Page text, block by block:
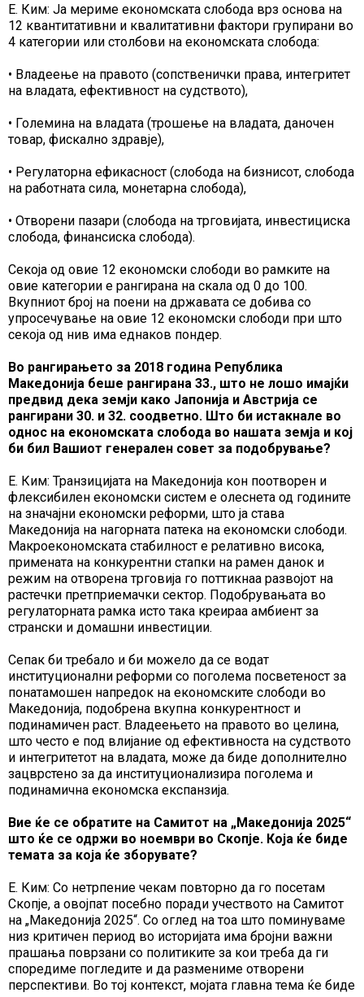
Е. Ким: Ја мериме економската слобода врз основа на
12 квантитативни и квалитативни фактори групирани во
4 категории или столбови на економската слобода:
• Владеење на правото (сопственички права, интегритет
на владата, ефективност на судството),
• Големина на владата (трошење на владата, даночен
товар, фискално здравје),
• Регулаторна ефикасност (слобода на бизнисот, слобода
на работната сила, монетарна слобода),
• Отворени пазари (слобода на трговијата, инвестициска
слобода, финансиска слобода).
Секоја од овие 12 економски слободи во рамките на
овие категории е рангирана на скала од 0 до 100.
Вкупниот број на поени на државата се добива со
упросечување на овие 12 економски слободи при што
секоја од нив има еднаков пондер.
Во рангирањето за 2018 година Република
Македонија беше рангирана 33., што не лошо имајќи
предвид дека земји како Јапонија и Австрија се
рангирани 30. и 32. соодветно. Што би истакнале во
однос на економската слобода во нашата земја и кој
би бил Вашиот генерален совет за подобрување?
Е. Ким: Транзицијата на Македонија кон поотворен и
флексибилен економски систем е олеснета од годините
на значајни економски реформи, што ја става
Македонија на нагорната патека на економски слободи.
Макроекономската стабилност е релативно висока,
примената на конкурентни стапки на рамен данок и
режим на отворена трговија го поттикнаа развојот на
растечки претприемачки сектор. Подобрувањата во
регулаторната рамка исто така креираа амбиент за
странски и домашни инвестиции.
Сепак би требало и би можело да се водат
институционални реформи со поголема посветеност за
понатамошен напредок на економските слободи во
Македонија, подобрена вкупна конкурентност и
подинамичен раст. Владеењето на правото во целина,
што често е под влијание од ефективноста на судството
и интегритетот на владата, може да биде дополнително
зацврстено за да институционализира поголема и
подинамична економска експанзија.
Вие ќе се обратите на Самитот на „Македонија 2025“
што ќе се одржи во ноември во Скопје. Која ќе биде
темата за која ќе зборувате?
Е. Ким: Со нетрпение чекам повторно да го посетам
Скопје, а овојпат посебно поради учеството на Самитот
на „Македонија 2025“. Со оглед на тоа што поминуваме
низ критичен период во историјата има бројни важни
прашања поврзани со политиките за кои треба да ги
споредиме погледите и да размениме отворени
перспективи. Во тој контекст, мојата главна тема ќе биде